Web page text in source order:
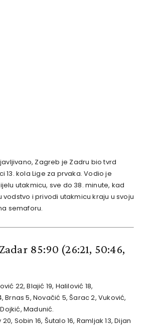
Zagreb je Zadru bio tvrd
13. kola Lige za prvaka. Vodio je
utakmicu, sve do 38. minute, kad
vodstvo i privodi utakmicu kraju u svoju
semaforu.
85:90 (26:21, 50:46,
22, Blajić 19, Halilović 18,
Brnas 5, Novačić 5, Šarac 2, Vuković,
Madunić.
Sobin 16, Šutalo 16, Ramljak 13, Dijan